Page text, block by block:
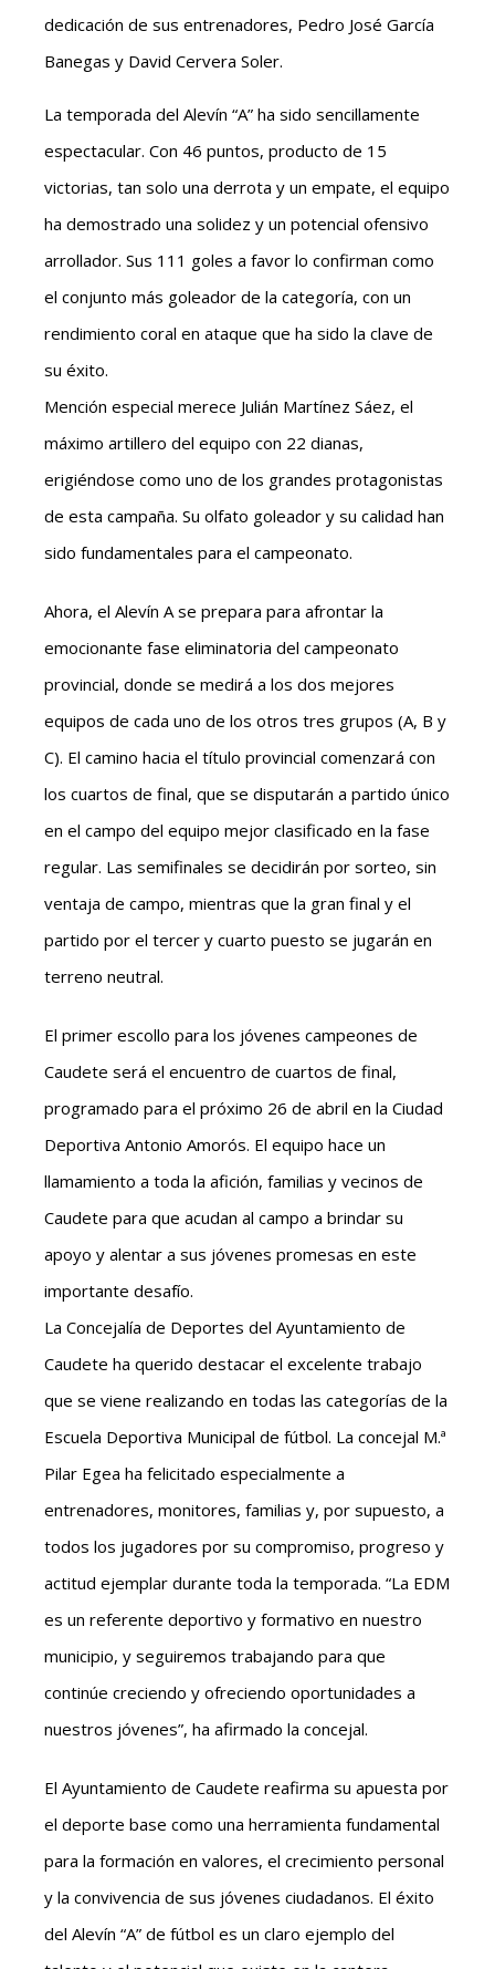
dedicación de sus entrenadores, Pedro José García
Banegas y David Cervera Soler.
La temporada del Alevín “A” ha sido sencillamente
espectacular. Con 46 puntos, producto de 15
victorias, tan solo una derrota y un empate, el equipo
ha demostrado una solidez y un potencial ofensivo
arrollador. Sus 111 goles a favor lo confirman como
el conjunto más goleador de la categoría, con un
rendimiento coral en ataque que ha sido la clave de
su éxito.
Mención especial merece Julián Martínez Sáez, el
máximo artillero del equipo con 22 dianas,
erigiéndose como uno de los grandes protagonistas
de esta campaña. Su olfato goleador y su calidad han
sido fundamentales para el campeonato.
Ahora, el Alevín A se prepara para afrontar la
emocionante fase eliminatoria del campeonato
provincial, donde se medirá a los dos mejores
equipos de cada uno de los otros tres grupos (A, B y
C). El camino hacia el título provincial comenzará con
los cuartos de final, que se disputarán a partido único
en el campo del equipo mejor clasificado en la fase
regular. Las semifinales se decidirán por sorteo, sin
ventaja de campo, mientras que la gran final y el
partido por el tercer y cuarto puesto se jugarán en
terreno neutral.
El primer escollo para los jóvenes campeones de
Caudete será el encuentro de cuartos de final,
programado para el próximo 26 de abril en la Ciudad
Deportiva Antonio Amorós. El equipo hace un
llamamiento a toda la afición, familias y vecinos de
Caudete para que acudan al campo a brindar su
apoyo y alentar a sus jóvenes promesas en este
importante desafío.
La Concejalía de Deportes del Ayuntamiento de
Caudete ha querido destacar el excelente trabajo
que se viene realizando en todas las categorías de la
Escuela Deportiva Municipal de fútbol. La concejal M.ª
Pilar Egea ha felicitado especialmente a
entrenadores, monitores, familias y, por supuesto, a
todos los jugadores por su compromiso, progreso y
actitud ejemplar durante toda la temporada. “La EDM
es un referente deportivo y formativo en nuestro
municipio, y seguiremos trabajando para que
continúe creciendo y ofreciendo oportunidades a
nuestros jóvenes”, ha afirmado la concejal.
El Ayuntamiento de Caudete reafirma su apuesta por
el deporte base como una herramienta fundamental
para la formación en valores, el crecimiento personal
y la convivencia de sus jóvenes ciudadanos. El éxito
del Alevín “A” de fútbol es un claro ejemplo del